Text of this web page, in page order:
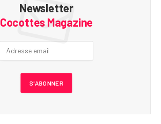
Newsletter
Cocottes Magazine